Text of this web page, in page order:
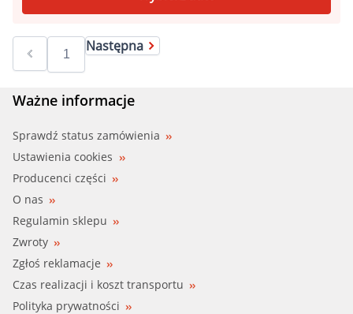
Następna
Ważne informacje
Sprawdź status zamówienia
Ustawienia cookies
Producenci części
O nas
Regulamin sklepu
Zwroty
Zgłoś reklamacje
Czas realizacji i koszt transportu
Polityka prywatności